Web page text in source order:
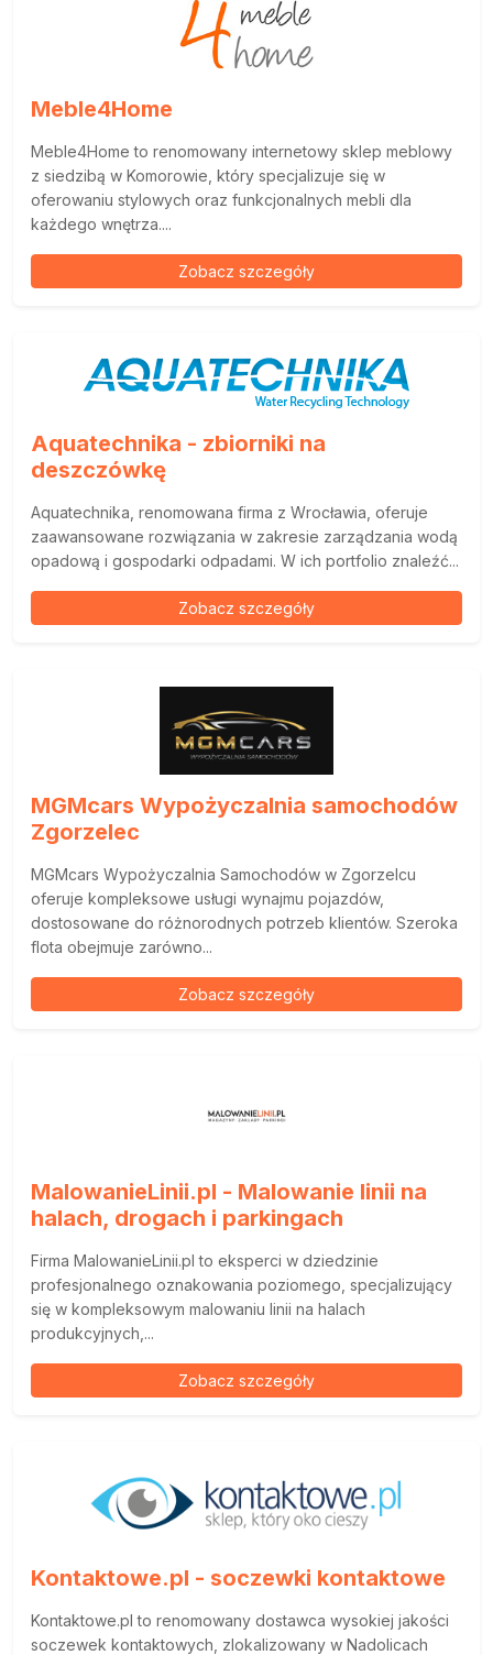
Meble4Home
Meble4Home to renomowany internetowy sklep meblowy
z siedzibą w Komorowie, który specjalizuje się w
oferowaniu stylowych oraz funkcjonalnych mebli dla
każdego wnętrza....
Zobacz szczegóły
Aquatechnika - zbiorniki na
deszczówkę
Aquatechnika, renomowana firma z Wrocławia, oferuje
zaawansowane rozwiązania w zakresie zarządzania wodą
opadową i gospodarki odpadami. W ich portfolio znaleźć...
Zobacz szczegóły
MGMcars Wypożyczalnia samochodów
Zgorzelec
MGMcars Wypożyczalnia Samochodów w Zgorzelcu
oferuje kompleksowe usługi wynajmu pojazdów,
dostosowane do różnorodnych potrzeb klientów. Szeroka
flota obejmuje zarówno...
Zobacz szczegóły
MalowanieLinii.pl - Malowanie linii na
halach, drogach i parkingach
Firma MalowanieLinii.pl to eksperci w dziedzinie
profesjonalnego oznakowania poziomego, specjalizujący
się w kompleksowym malowaniu linii na halach
produkcyjnych,...
Zobacz szczegóły
Kontaktowe.pl - soczewki kontaktowe
Kontaktowe.pl to renomowany dostawca wysokiej jakości
soczewek kontaktowych, zlokalizowany w Nadolicach